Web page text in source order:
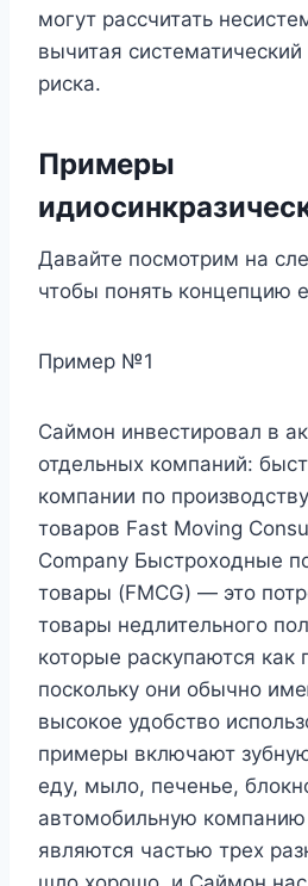
могут рассчитать
вычитая
риска.
Примеры
Давайте посмотрим на
чтобы понять концепцию
Пример №1
Саймон инвестировал в
отдельных компаний:
компании по
товаров Fast Moving
Company Быстроходные
товары (FMCG) — это
товары недлительного
которые раскупаются как
поскольку они обычно
высокое удобство
примеры включают
еду, мыло, печенье,
автомобильную компанию
являются частью трех